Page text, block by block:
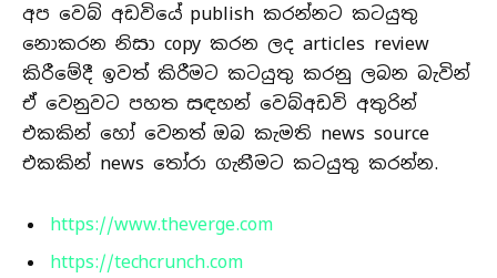
අප වෙබ් අඩවියේ publish කරන්නට කටයුතු
නොකරන නිසා copy කරන ලද articles review
කිරීමේදී ඉවත් කිරීමට කටයුතු කරනු ලබන බැවින්
ඒ වෙනුවට පහත සඳහන් වෙබ්අඩවි අතුරින්
එකකින් හෝ වෙනත් ඔබ කැමති news source
එකකින් news තෝරා ගැනීමට කටයුතු කරන්න.
https://www.theverge.com
https://techcrunch.com